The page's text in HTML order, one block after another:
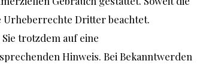
Dritter beachtet.
trotzdem auf eine
Hinweis. Bei Bekanntwerden